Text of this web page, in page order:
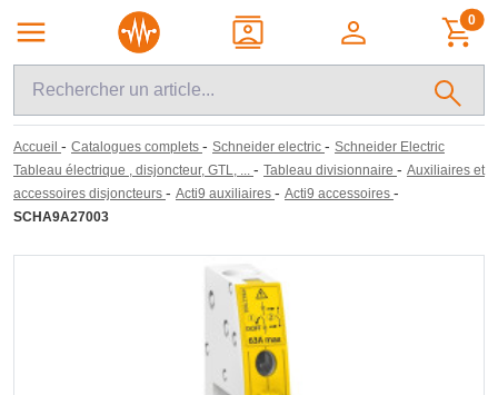
0
Accueil - Catalogues complets - Schneider electric - Schneider Electric
Tableau électrique , disjoncteur, GTL, ... - Tableau divisionnaire - Auxiliaires et
accessoires disjoncteurs - Acti9 auxiliaires - Acti9 accessoires -
SCHA9A27003